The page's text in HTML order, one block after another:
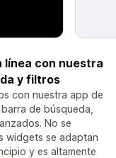
línea con nuestra
y filtros
con nuestra app de
de búsqueda,
No se
widgets se adaptan
y es altamente